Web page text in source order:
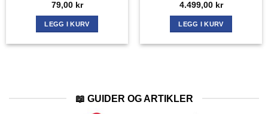
79,00 kr
LEGG I KURV
4.499,00 kr
LEGG I KURV
📖 GUIDER OG ARTIKLER